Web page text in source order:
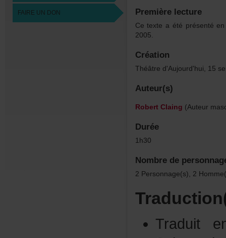
FAIREUNDON Premièrelecture
2005.
Création
Auteur(s)
RobertClaing
Durée
1h30